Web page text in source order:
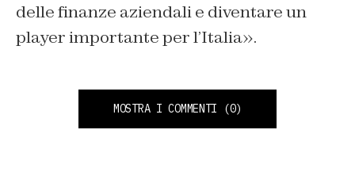
delle finanze aziendali e diventare un
player importante per l’Italia».
MOSTRA I COMMENTI (0)